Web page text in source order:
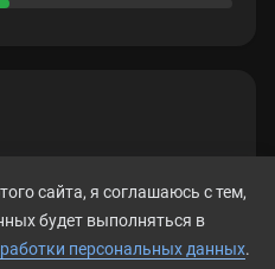
сайта, я соглашаюсь с тем,
будет выполняться в
персональных данных.